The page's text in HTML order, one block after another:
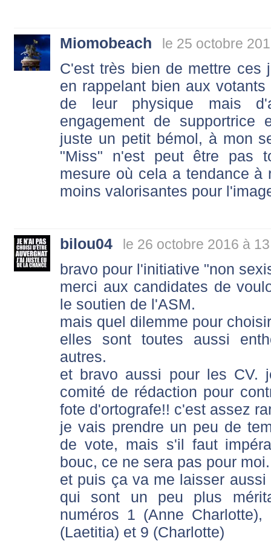
Miomobeach le 25 octobre
C'est très bien de mettre ces
en rappelant bien aux
de leur physique mais
engagement de supportrice
juste un petit bémol, à mon
"Miss" n'est peut être pas
mesure où cela a tendance à
moins valorisantes pour
bilou04 le 26 octobre 2016 à
bravo pour l'initiative "non
merci aux candidates de
le soutien de l'ASM.
mais quel dilemme pour
elles sont toutes aussi
autres.
et bravo aussi pour les
comité de rédaction pour
fote d'ortografe!! c'est assez
je vais prendre un peu de
de vote, mais s'il faut
bouc, ce ne sera pas pour moi.
et puis ça va me laisser
qui sont un peu plus
numéros 1 (Anne
(Laetitia) et 9 (Charlotte)